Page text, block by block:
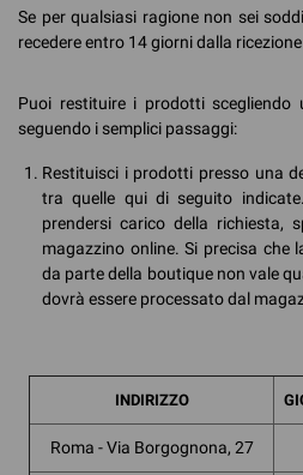
Se per qualsiasi ragione non sei
recedere entro 14 giorni dalla
Puoi restituire i prodotti scegliendo
seguendo i semplici passaggi:
Restituisci i prodotti presso una
tra quelle qui di seguito
prendersi carico della richiesta,
magazzino online. Si precisa che
da parte della boutique non vale
dovrà essere processato dal
INDIRIZZO
Roma - Via Borgognona, 27